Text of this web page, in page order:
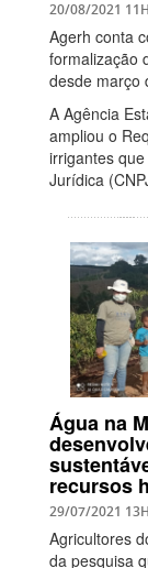
20/08/2021
Agerh conta
formalização
desde março
A Agência
ampliou o
irrigantes
Jurídica
Água na
recursos
29/07/2021
Agricultores
da pesquisa